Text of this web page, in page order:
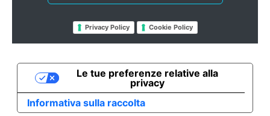
Privacy Policy Cookie Policy
Informativa sulla raccolta
Le tue preferenze relative alla
privacy